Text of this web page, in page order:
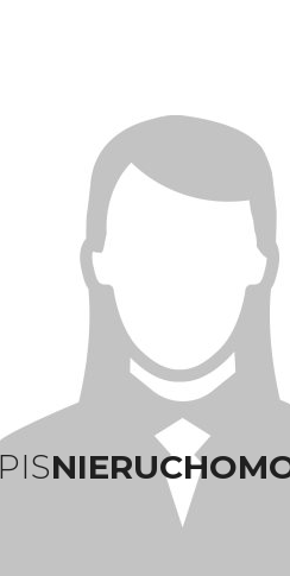
łączy w sobie